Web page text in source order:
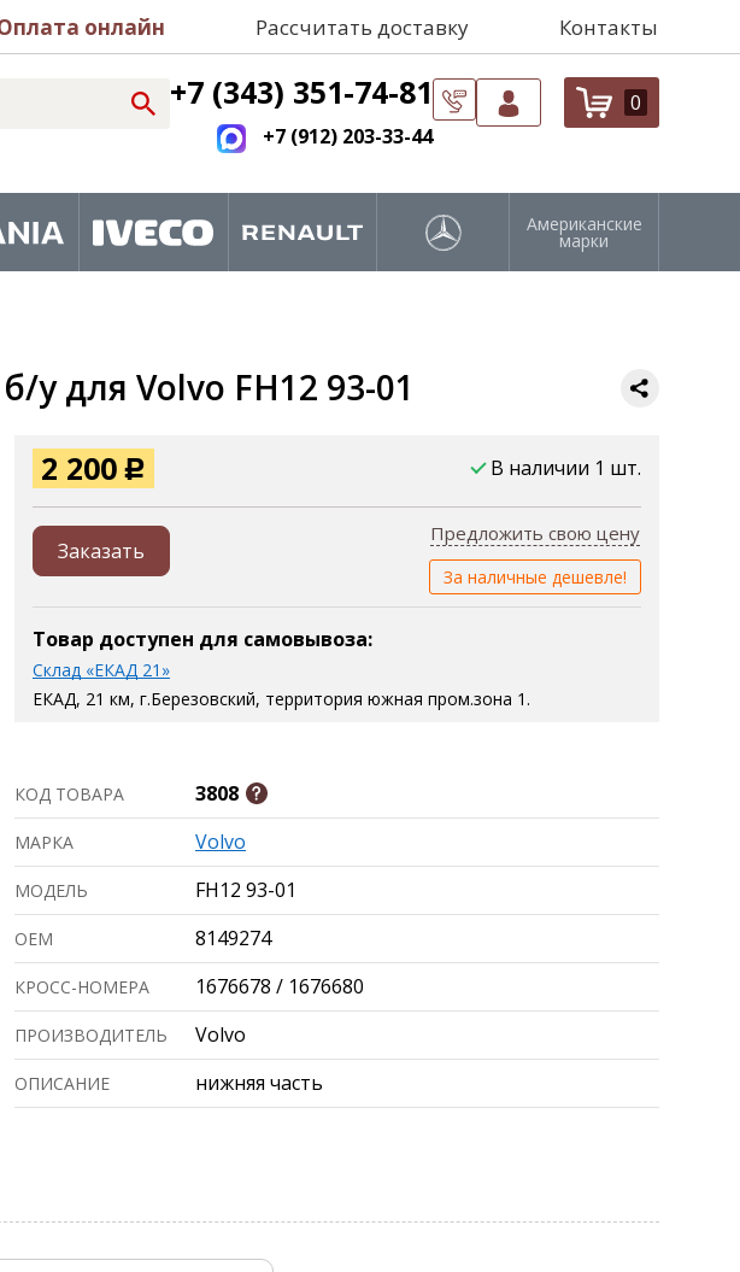
онлайн Рассчитать доставку Контакты
+7 (343) 351-74-81
+7 (912) 203-33-44
0
Американские
марки
у для Volvo FH12 93-01
2 200 Р В наличии 1 шт.
Заказать
Предложить свою цену
За наличные дешевле!
Товар доступен для самовывоза:
Склад «ЕКАД 21»
ЕКАД, 21 км, г.Березовский, территория южная пром.зона 1.
КОД ТОВАРА 3808
МАРКА Volvo
МОДЕЛЬ FH12 93-01
ОЕМ 8149274
КРОСС-НОМЕРА 1676678 / 1676680
ПРОИЗВОДИТЕЛЬ Volvo
ОПИСАНИЕ нижняя часть